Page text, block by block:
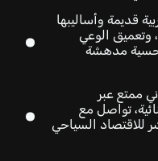
قديمة وأساليبها
وتعميق الوعي
حسية مدهشة
ممتع عبر
تواصل مع
للاقتصاد السياحي